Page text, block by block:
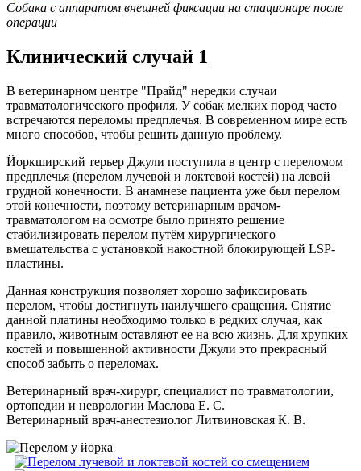
Собака с аппаратом внешней фиксации на стационаре после
операции
Клинический случай 1
В ветеринарном центре "Прайд" нередки случаи
травматологического профиля. У собак мелких пород часто
встречаются переломы предплечья. В современном мире есть
много способов, чтобы решить данную проблему.
Йоркширский терьер Джули поступила в центр с переломом
предплечья (перелом лучевой и локтевой костей) на левой
грудной конечности. В анамнезе пациента уже был перелом
этой конечности, поэтому ветеринарным врачом-
травматологом на осмотре было принято решение
стабилизировать перелом путём хирургического
вмешательства с установкой накостной блокирующей LSP-
пластины.
Данная конструкция позволяет хорошо зафиксировать
перелом, чтобы достигнуть наилучшего сращения. Снятие
данной платины необходимо только в редких случая, как
правило, животным оставляют ее на всю жизнь. Для хрупких
костей и повышенной активности Джули это прекрасный
способ забыть о переломах.
Ветеринарный врач-хирург, специалист по травматологии,
ортопедии и неврологии Маслова Е. С.
Ветеринарный врач-анестезиолог Литвиновская К. В.